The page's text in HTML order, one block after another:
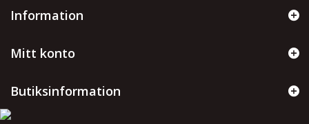
Information
Mitt konto
Butiksinformation